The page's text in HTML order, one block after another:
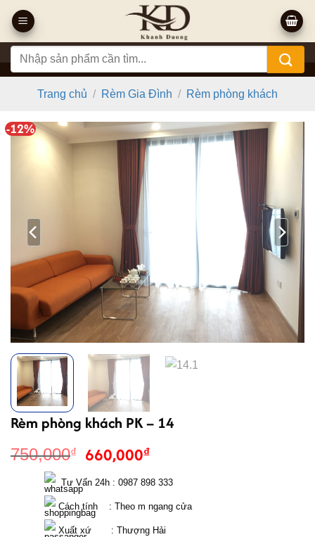
qua
nội
dung
Tìm
kiếm:
Trang chủ / Rèm Gia Đình / Rèm phòng khách
-12%
Rèm phòng khách PK – 14
750,000₫ Giá
là:
750,000₫.
660,000₫Giá
tại
là:
660,000₫.
Tư Vấn 24h : 0987 898 333
Cách tính    : Theo m ngang cửa
Xuất xứ       : Thượng Hải